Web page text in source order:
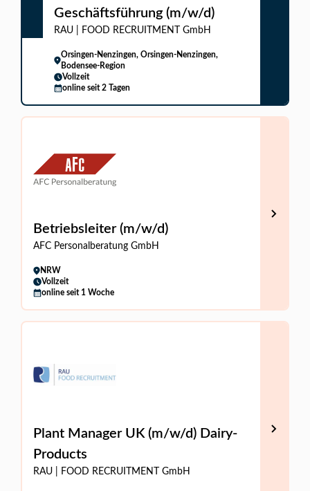
Geschäftsführung (m/w/d)
RAU | FOOD RECRUITMENT GmbH
Orsingen-Nenzingen, Orsingen-Nenzingen,
Bodensee-Region
Vollzeit
online seit 2 Tagen
Betriebsleiter (m/w/d)
AFC Personalberatung GmbH
NRW
Vollzeit
online seit 1 Woche
Plant Manager UK (m/w/d) Dairy-
Products
RAU | FOOD RECRUITMENT GmbH